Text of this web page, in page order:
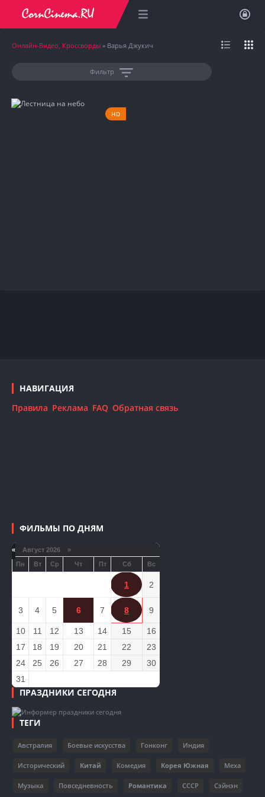
Онлайн-Видео, Кроссворды » Варья Джукич
Фильтр
HD
НАВИГАЦИЯ
Правила Реклама FAQ Обратная связь
ФИЛЬМЫ ПО ДНЯМ
« Август 2026 »
Пн
Вт Ср Чт Пт Сб Вс
1 2
3 4 5 6 7 8 9
10 11 12 13 14 15
16
17
18 19 20 21 22
23
24
25 26 27 28 29
30
31
ПРАЗДНИКИ СЕГОДНЯ
ТЕГИ
Австралия Боевые искусства Гонконг Индия
Исторический Китай Комедия Корея Южная Меха
Музыка Повседневность Романтика СССР Сэйнэн